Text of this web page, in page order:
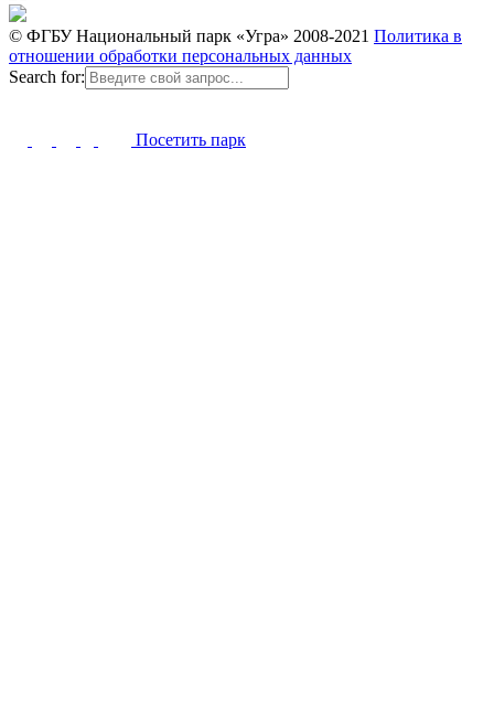
© ФГБУ Национальный парк «Угра» 2008-2021 Политика в
отношении обработки персональных данных
Search for:
Посетить парк